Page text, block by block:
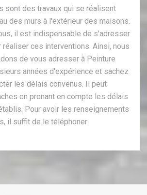
sont des travaux qui se réalisent
des murs à l'extérieur des maisons.
il est indispensable de s'adresser
réaliser ces interventions. Ainsi, nous
de vous adresser à Peinture
années d'expérience et sachez
les délais convenus. Il peut
en prenant en compte les délais
Pour avoir les renseignements
il suffit de le téléphoner